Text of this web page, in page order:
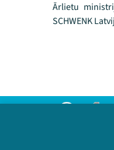
Ārlietu
SCHWENK